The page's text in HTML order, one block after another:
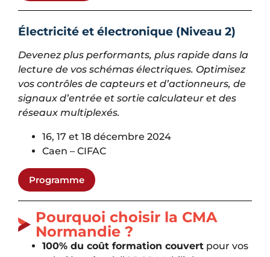
Électricité et électronique (Niveau 2)
Devenez plus performants, plus rapide dans la
lecture de vos schémas électriques. Optimisez
vos contrôles de capteurs et d’actionneurs, de
signaux d’entrée et sortie calculateur et des
réseaux multiplexés.
16, 17 et 18 décembre 2024
Caen – CIFAC
Programme
Pourquoi choisir la CMA
Normandie ?
100% du coût formation couvert pour vos